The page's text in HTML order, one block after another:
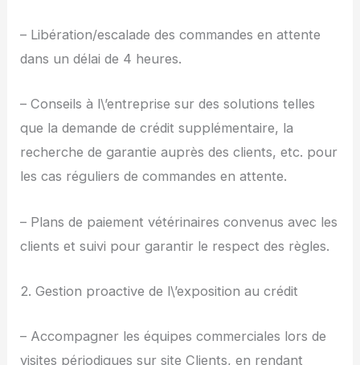
– Libération/escalade des commandes en attente
dans un délai de 4 heures.
– Conseils à l\’entreprise sur des solutions telles
que la demande de crédit supplémentaire, la
recherche de garantie auprès des clients, etc. pour
les cas réguliers de commandes en attente.
– Plans de paiement vétérinaires convenus avec les
clients et suivi pour garantir le respect des règles.
2. Gestion proactive de l\’exposition au crédit
– Accompagner les équipes commerciales lors de
visites périodiques sur site Clients, en rendant